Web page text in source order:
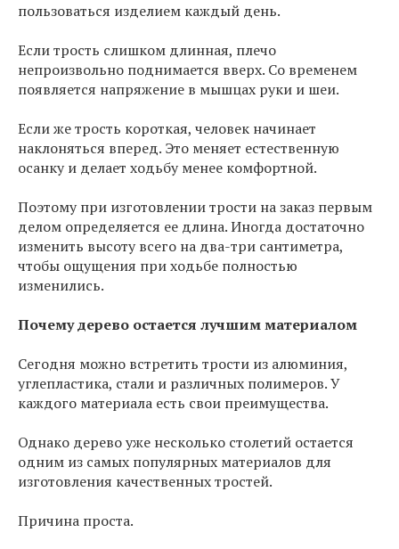
пользоваться изделием каждый день.
Если трость слишком длинная, плечо
непроизвольно поднимается вверх. Со временем
появляется напряжение в мышцах руки и шеи.
Если же трость короткая, человек начинает
наклоняться вперед. Это меняет естественную
осанку и делает ходьбу менее комфортной.
Поэтому при изготовлении трости на заказ первым
делом определяется ее длина. Иногда достаточно
изменить высоту всего на два-три сантиметра,
чтобы ощущения при ходьбе полностью
изменились.
Почему дерево остается лучшим материалом
Сегодня можно встретить трости из алюминия,
углепластика, стали и различных полимеров. У
каждого материала есть свои преимущества.
Однако дерево уже несколько столетий остается
одним из самых популярных материалов для
изготовления качественных тростей.
Причина проста.